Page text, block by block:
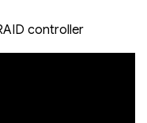
controller